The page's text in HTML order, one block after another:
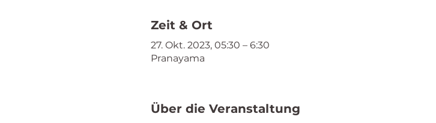
Zeit & Ort
27. Okt. 2023, 05:30 – 6:30
Pranayama
Über die Veranstaltung